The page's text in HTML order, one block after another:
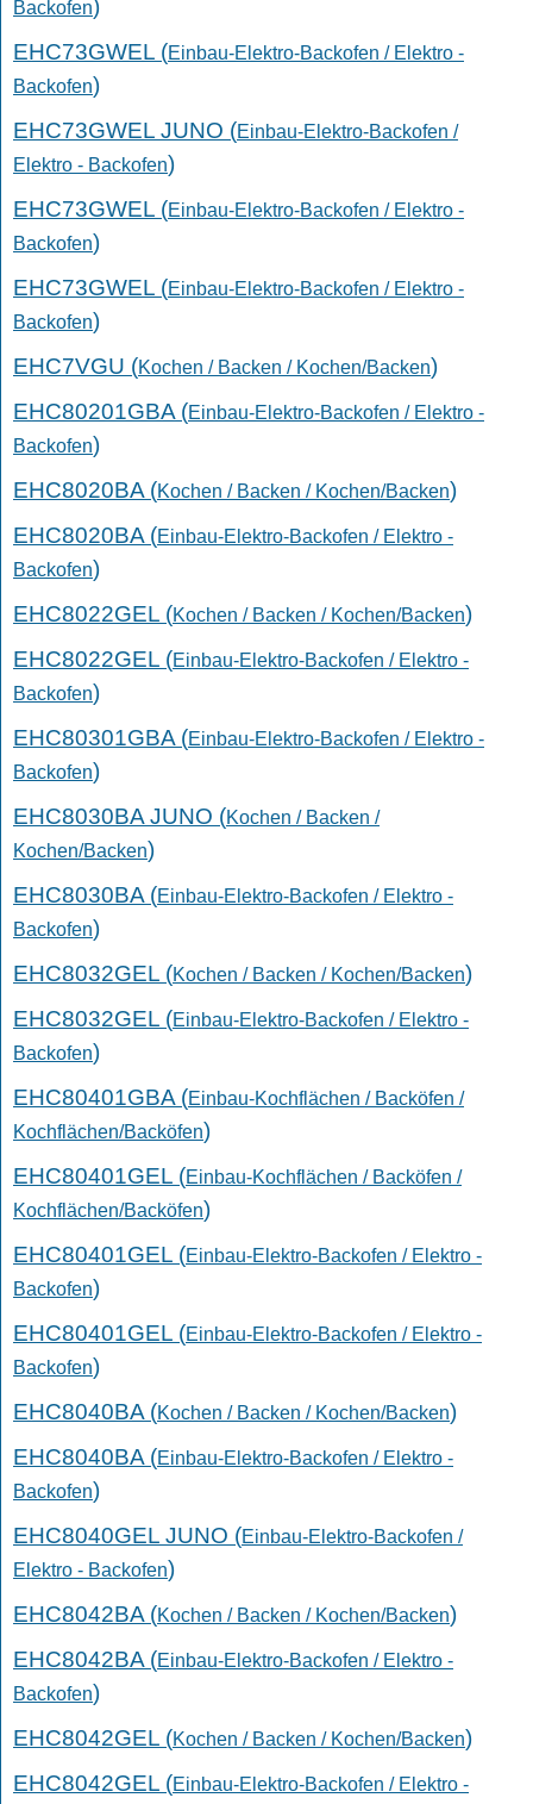
Backofen)
EHC73GWEL (Einbau-Elektro-Backofen / Elektro -
Backofen)
EHC73GWEL JUNO (Einbau-Elektro-Backofen /
Elektro - Backofen)
EHC73GWEL (Einbau-Elektro-Backofen / Elektro -
Backofen)
EHC73GWEL (Einbau-Elektro-Backofen / Elektro -
Backofen)
EHC7VGU (Kochen / Backen / Kochen/Backen)
EHC80201GBA (Einbau-Elektro-Backofen / Elektro -
Backofen)
EHC8020BA (Kochen / Backen / Kochen/Backen)
EHC8020BA (Einbau-Elektro-Backofen / Elektro -
Backofen)
EHC8022GEL (Kochen / Backen / Kochen/Backen)
EHC8022GEL (Einbau-Elektro-Backofen / Elektro -
Backofen)
EHC80301GBA (Einbau-Elektro-Backofen / Elektro -
Backofen)
EHC8030BA JUNO (Kochen / Backen /
Kochen/Backen)
EHC8030BA (Einbau-Elektro-Backofen / Elektro -
Backofen)
EHC8032GEL (Kochen / Backen / Kochen/Backen)
EHC8032GEL (Einbau-Elektro-Backofen / Elektro -
Backofen)
EHC80401GBA (Einbau-Kochflächen / Backöfen /
Kochflächen/Backöfen)
EHC80401GEL (Einbau-Kochflächen / Backöfen /
Kochflächen/Backöfen)
EHC80401GEL (Einbau-Elektro-Backofen / Elektro -
Backofen)
EHC80401GEL (Einbau-Elektro-Backofen / Elektro -
Backofen)
EHC8040BA (Kochen / Backen / Kochen/Backen)
EHC8040BA (Einbau-Elektro-Backofen / Elektro -
Backofen)
EHC8040GEL JUNO (Einbau-Elektro-Backofen /
Elektro - Backofen)
EHC8042BA (Kochen / Backen / Kochen/Backen)
EHC8042BA (Einbau-Elektro-Backofen / Elektro -
Backofen)
EHC8042GEL (Kochen / Backen / Kochen/Backen)
EHC8042GEL (Einbau-Elektro-Backofen / Elektro -